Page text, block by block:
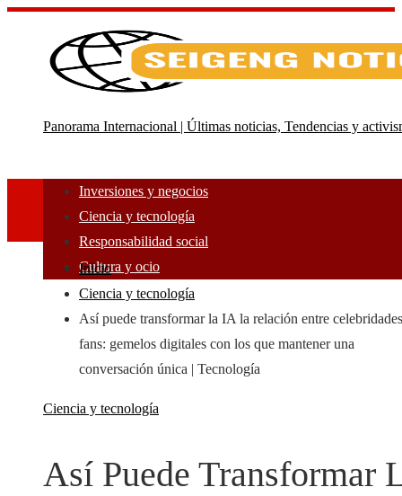
Panorama Internacional | Últimas noticias, Tendencias y
Inversiones y negocios
Ciencia y tecnología
Responsabilidad social
Cultura y ocio
Inicio
Ciencia y tecnología
Así puede transformar la IA la relación entre
fans: gemelos digitales con los que mantener una
conversación única | Tecnología
Ciencia y tecnología
Así Puede Transformar